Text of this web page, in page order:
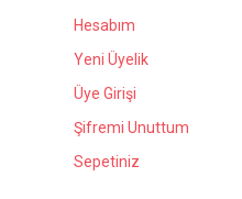
Hesabım
Yeni Üyelik
Üye Girişi
Şifremi Unuttum
Sepetiniz